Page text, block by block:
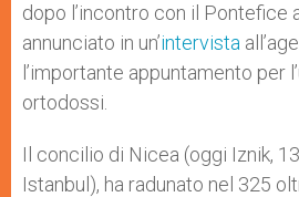
dopo l’incontro con il Pontefice
annunciato in un’intervista
l’importante appuntamento per
ortodossi.
Il concilio di Nicea (oggi Iznik,
Istanbul), ha radunato nel 325